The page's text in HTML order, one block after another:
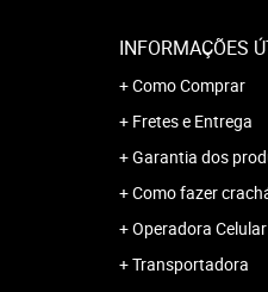
INFORMAÇÕES
Como Comprar
Fretes e Entrega
Garantia dos
Como fazer
Operadora Celular
Transportadora